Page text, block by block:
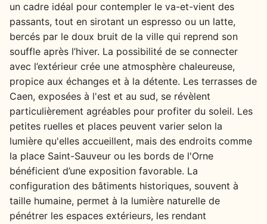
un cadre idéal pour contempler le va-et-vient des
passants, tout en sirotant un espresso ou un latte,
bercés par le doux bruit de la ville qui reprend son
souffle après l’hiver. La possibilité de se connecter
avec l’extérieur crée une atmosphère chaleureuse,
propice aux échanges et à la détente. Les terrasses de
Caen, exposées à l'est et au sud, se révèlent
particulièrement agréables pour profiter du soleil. Les
petites ruelles et places peuvent varier selon la
lumière qu'elles accueillent, mais des endroits comme
la place Saint-Sauveur ou les bords de l'Orne
bénéficient d’une exposition favorable. La
configuration des bâtiments historiques, souvent à
taille humaine, permet à la lumière naturelle de
pénétrer les espaces extérieurs, les rendant